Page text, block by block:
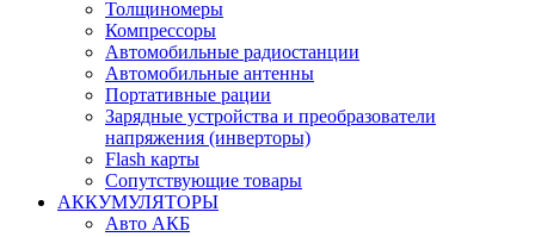
Толщиномеры
Компрессоры
Автомобильные радиостанции
Автомобильные антенны
Портативные рации
Зарядные устройства и преобразователи
напряжения (инверторы)
Flash карты
Сопутствующие товары
АККУМУЛЯТОРЫ
Авто АКБ